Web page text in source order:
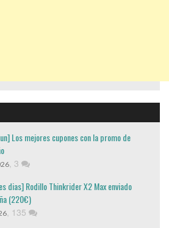
Los mejores cupones con la promo de
, 3
dias] Rodillo Thinkrider X2 Max enviado
(220€)
, 135